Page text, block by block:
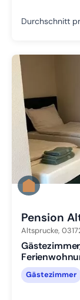
Durchschnitt
Pension
Altsprucke,
Gästezimmer